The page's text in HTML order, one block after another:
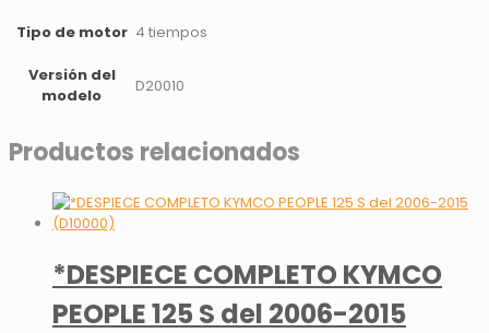
Tipo de motor 4 tiempos
Versión del
modelo
D20010
Productos relacionados
*DESPIECE COMPLETO KYMCO
PEOPLE 125 S del 2006-2015